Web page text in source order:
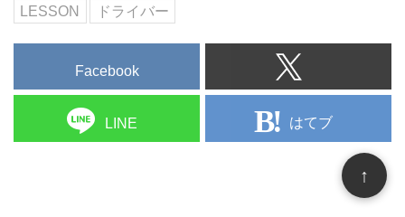
LESSON ドライバー
Facebook
LINE はてブ
↑